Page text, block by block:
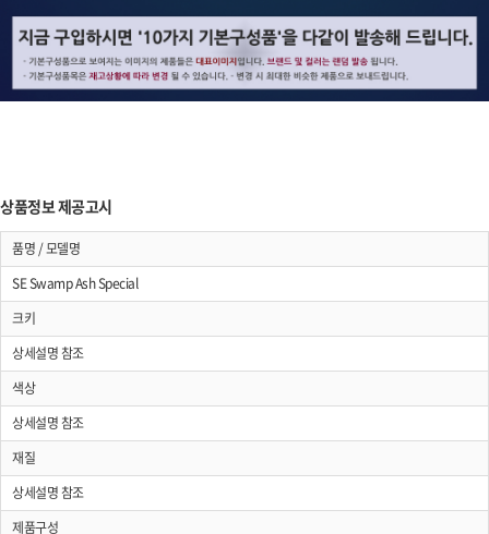
상품정보 제공고시
품명 / 모델명
SE Swamp Ash Special
크키
상세설명 참조
색상
상세설명 참조
재질
상세설명 참조
제품구성